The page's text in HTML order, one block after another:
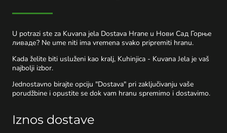
U potrazi ste za Kuvana jela Dostava Hrane u Нови Сад Горње
ливаде? Ne ume niti ima vremena svako pripremiti hranu.
Kada želite biti usluženi kao kralj, Kuhinjica - Kuvana Jela je vaš
najbolji izbor.
Jednostavno birajte opciju "Dostava" pri zaključivanju vaše
porudžbine i opustite se dok vam hranu spremimo i dostavimo.
Iznos dostave